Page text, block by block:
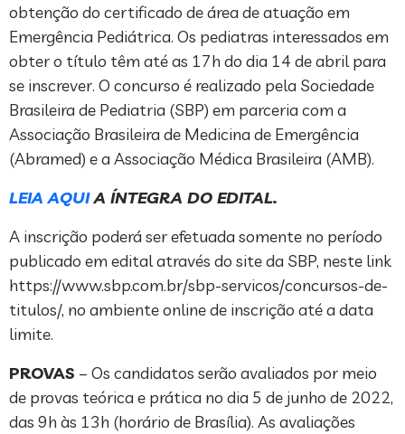
obtenção do certificado de área de atuação em
Emergência Pediátrica. Os pediatras interessados em
obter o título têm até as 17h do dia 14 de abril para
se inscrever. O concurso é realizado pela Sociedade
Brasileira de Pediatria (SBP) em parceria com a
Associação Brasileira de Medicina de Emergência
(Abramed) e a Associação Médica Brasileira (AMB).
LEIA AQUIA ÍNTEGRA DO EDITAL.
A inscrição poderá ser efetuada somente no período
publicado em edital através do site da SBP, neste link
https://www.sbp.com.br/sbp-servicos/concursos-de-
titulos/, no ambiente online de inscrição até a data
limite.
PROVAS – Os candidatos serão avaliados por meio
de provas teórica e prática no dia 5 de junho de 2022,
das 9h às 13h (horário de Brasília). As avaliações